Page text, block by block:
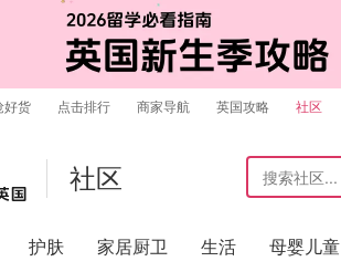
好货 点击排行 商家导航 英国攻略 社区
社区
护肤 家居厨卫 生活 母婴儿童